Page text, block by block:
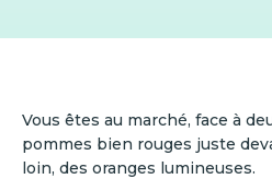
Vous êtes au marché, face à
pommes bien rouges juste
loin, des oranges lumineuses.